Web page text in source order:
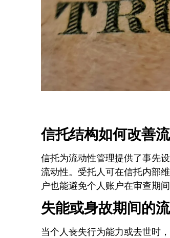
信托结构如何改善
信托为流动性管理提供了事先
流动性。受托人可在信托内部
户也能避免个人账户在审查期
失能或身故期间的
当个人丧失行为能力或去世时